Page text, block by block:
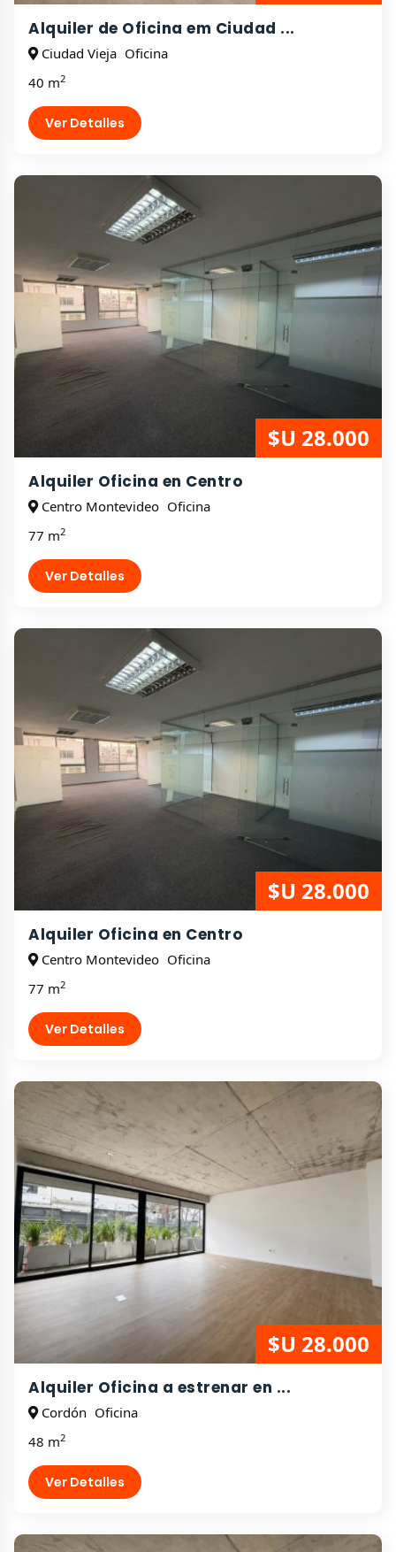
Alquiler de Oficina em Ciudad ...
Ciudad Vieja Oficina
40 m2
Ver Detalles
$U 28.000
Alquiler Oficina en Centro
Centro Montevideo Oficina
77 m2
Ver Detalles
$U 28.000
Alquiler Oficina en Centro
Centro Montevideo Oficina
77 m2
Ver Detalles
$U 28.000
Alquiler Oficina a estrenar en ...
Cordón Oficina
48 m2
Ver Detalles